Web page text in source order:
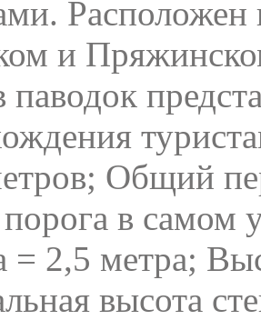
и
Общий
в самом
= 2,5 метра;
высота